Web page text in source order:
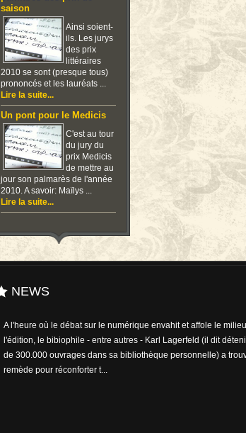
saison
Ainsi soient-
ils. Les jurys
des prix
littéraires
2010 se sont (presque tous)
prononcés et les lauréats ...
Lire la suite...
Un pont pour le Medicis
C'est au tour
du jury du
prix Medicis
de mettre au
jour son palmarès de l'année
2010. A savoir: Maïlys ...
Lire la suite...
NEWS
A l'heure où le débat sur le numérique envahit et affole le
l'édition, le bibiophile - entre autres - Karl Lagerfeld (il dit
de 300.000 ouvrages dans sa bibliothèque personnelle) a
remède pour réconforter t...